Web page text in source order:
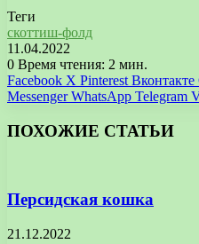
Теги
скоттиш-фолд
11.04.2022
0 Время чтения: 2 мин.
Facebook X Pinterest Вконтакте
Messenger WhatsApp Telegram
ПОХОЖИЕ СТАТЬИ
Персидская кошка
21.12.2022